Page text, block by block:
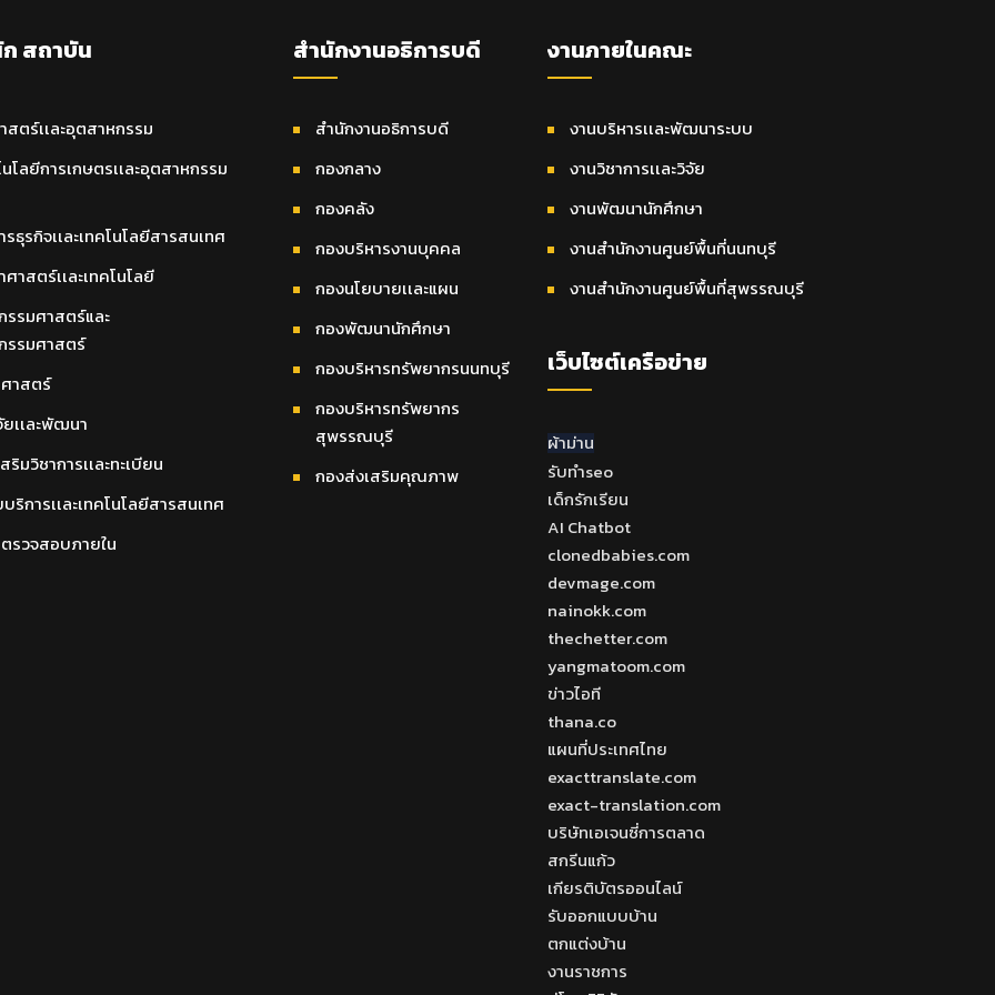
สถาบัน
ตร์เเละอุตสาหกรรม
โลยีการเกษตรเเละอุตสาหกรรม
ธุรกิจเเละเทคโนโลยีสารสนเทศ
าสตร์เเละเทคโนโลยี
รมศาสตร์และ
รมศาสตร์
าสตร์
เเละพัฒนา
มวิชาการเเละทะเบียน
ริการเเละเทคโนโลยีสารสนเทศ
รวจสอบภายใน
สำนักงานอธิการบดี
สำนักงานอธิการบดี
กองกลาง
กองคลัง
กองบริหารงานบุคคล
กองนโยบายเเละแผน
กองพัฒนานักศึกษา
กองบริหารทรัพยากรนนทบุรี
กองบริหารทรัพยากร
สุพรรณบุรี
กองส่งเสริมคุณภาพ
งานภายในคณะ
งานบริหารเเละพัฒนาระบบ
งานวิชาการเเละวิจัย
งานพัฒนานักศึกษา
งานสำนักงานศูนย์พื้นที่นนทบุรี
งานสำนักงานศูนย์พื้นที่สุพรรณบุรี
เว็บไซต์เครือข่าย
ผ้าม่าน
รับทำseo
เด็กรักเรียน
AI Chatbot
clonedbabies.com
devmage.com
nainokk.com
thechetter.com
yangmatoom.com
ข่าวไอที
thana.co
แผนที่ประเทศไทย
exacttranslate.com
exact-translation.com
บริษัทเอเจนซี่การตลาด
สกรีนแก้ว
เกียรติบัตรออนไลน์
รับออกแบบบ้าน
ตกแต่งบ้าน
งานราชการ